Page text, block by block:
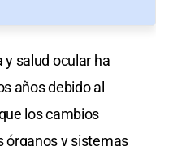
salud ocular ha
años debido al
los cambios
órganos y sistemas